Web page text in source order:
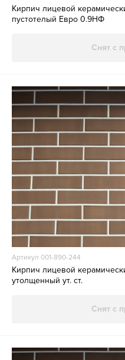
Кирпич лицевой
пустотелый Евро 0.9НФ
Снят с
Артикул 001-890-244
Кирпич лицевой
утолщенный ут. ст.
Снят с